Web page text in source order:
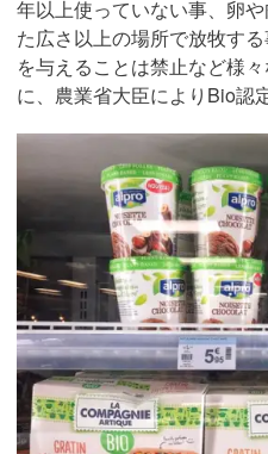
年以上使っていない事、卵
た広さ以上の場所で放牧す
を与えることは禁止など様
に、農業省大臣によりBio認